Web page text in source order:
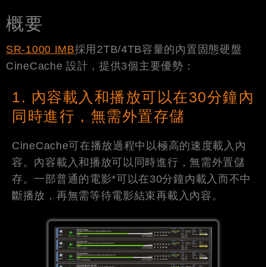
概要
SR-1000 IMB採用2TB/4TB容量的內置固態硬盤
CineCache 設計，提供3個主要優勢：
1. 內容載入和播放可以在30分鐘內
同時進行，無需外置存儲
CineCache可在播放過程中以極高的速度載入內
容。內容載入和播放可以同時進行，無需外置儲
存。一部普通的電影*可以在30分鐘內載入而不中
斷播放，再無需等待電影結束再載入內容。